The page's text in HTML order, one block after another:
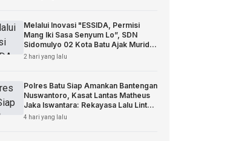
Melalui Inovasi "ESSIDA, Permisi
Mang Iki Sasa Senyum Lo”, SDN
Sidomulyo 02 Kota Batu Ajak Murid
Sopan Santun
2 hari yang lalu
Polres Batu Siap Amankan Bantengan
Nuswantoro, Kasat Lantas Matheus
Jaka Iswantara: Rekayasa Lalu Lintas
Disiapkan
4 hari yang lalu